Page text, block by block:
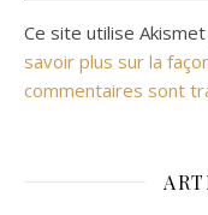
Ce site utilise
savoir plus sur la
commentaires sont